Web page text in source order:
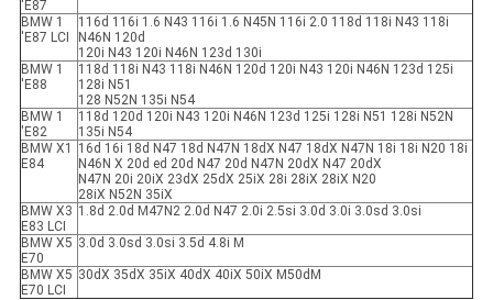
'E87
BMW 1
'E87 LCI
116d 116i 1.6 N43 116i 1.6 N45N 116i 2.0 118d 118i N43 118i
N46N 120d
120i N43 120i N46N 123d 130i
BMW 1
'E88
118d 118i N43 118i N46N 120d 120i N43 120i N46N 123d 125i
128i N51
128 N52N 135i N54
BMW 1
'E82
118d 120d 120i N43 120i N46N 123d 125i 128i N51 128i N52N
135i N54
BMW X1
E84
16d 16i 18d N47 18d N47N 18dX N47 18dX N47N 18i 18i N20 18i
N46N X 20d ed 20d N47 20d N47N 20dX N47 20dX
N47N 20i 20iX 23dX 25dX 25iX 28i 28iX 28iX N20
28iX N52N 35iX
BMW X3
E83 LCI
1.8d 2.0d M47N2 2.0d N47 2.0i 2.5si 3.0d 3.0i 3.0sd 3.0si
BMW X5
E70
3.0d 3.0sd 3.0si 3.5d 4.8i M
BMW X5
E70 LCI
30dX 35dX 35iX 40dX 40iX 50iX M50dM